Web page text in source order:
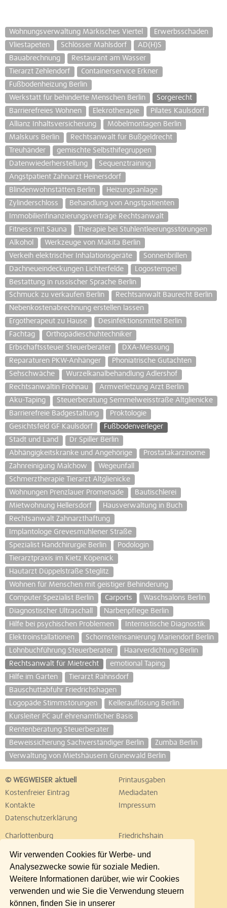
Wir verwenden Cookies für Werbe- und
Analysezwecke sowie für soziale Medien.
Weitere Informationen darüber, wie wir Cookies
verwenden und wie Sie die Verwendung steuern
können, finden Sie in unserer
Wohnungsverwaltung Märkisches Viertel
Erwerbsschaden
Vliestapeten
Schlösser Mahlsdorf
AD(H)S
Bauabrechnung
Restaurant am Wasser
Tierarzt Zehlendorf
Containerservice Erkner
Fußbodenheizung Berlin
Werkstatt für behinderte Menschen Berlin
Sorgerecht
Barrierefreies Wohnen
Elekrotherapie
Pilates Kaulsdorf
Allianz Inhaltsversicherung
Möbelmontagen Berlin
Malskurs Berlin
Rechtsanwalt für Bußgeldrecht
Treuhänder
gemischte Selbsthifegruppen
Datenwiederherstellung
Sequenztraining
Angstpatient Zahnarzt Heinersdorf
Blindenwohnstätten Berlin
Heizungsanlage
Zylinderschloss
Behandlung von Angstpatienten
Immobilienfinanzierungsverträge Rechtsanwalt
Fitness mit Sauna
Therapie bei Stuhlentleerungsstörungen
Alkohol
Werkzeuge von Makita Berlin
Verkeih elektrischer Inhalationsgeräte
Sonnenbrillen
Dachneueindeckungen Lichterfelde
Logostempel
Bestattung in russischer Sprache Berlin
Schmuck zu verkaufen Berlin
Rechtsanwalt Baurecht Berlin
Nebenkostenabrechnung erstellen lassen
Ergotherapeut zu Hause
Desinfektionsmittel Berlin
Fachtag
Orthopädieschuhtechniker
Erbschaftssteuer Steuerberater
DXA-Messung
Reparaturen PKW-Anhänger
Phoniatrische Gutachten
Sehschwäche
Wurzelkanalbehandlung Adlershof
Rechtsanwältin Frohnau
Armverletzung Arzt Berlin
Aku-Taping
Steuerberatung Semmelweisstraße Altglienicke
Barrierefreie Badgestaltung
Proktologie
Gesichtsfeld GF Kaulsdorf
Fußbodenverleger
Stadt und Land
Dr Spiller Berlin
Abhängigkeitskranke und Angehörige
Prostatakarzinome
Zahnreinigung Malchow
Wegeunfall
Schmerztherapie Tierarzt Altglienicke
Wohnungen Prenzlauer Promenade
Bautischlerei
Mietwohnung Hellersdorf
Hausverwaltung in Buch
Rechtsanwalt Zahnarzthaftung
Implantologe Grevesmühlener Straße
Spezialist Handchirurgie Berlin
Podologin
Tierarztpraxis im Kietz Köpenick
Hautarzt Düppelstraße Steglitz
Wohnen für Menschen mit geistiger Behinderung
Computer Spezialist Berlin
Carports
Waschsalons Berlin
Diagnostischer Ultraschall
Narbenpflege Berlin
Hilfe bei psychischen Problemen
Internistische Diagnostik
Elektroinstallationen
Schornsteinsanierung Mariendorf Berlin
Lohnbuchführung Steuerberater
Haarverdichtung Berlin
Rechtsanwalt für Mietrecht
emotional Taping
Hilfe im Garten
Tierarzt Rahnsdorf
Bauschuttabfuhr Friedrichshagen
Logopäde Stimmstörungen
Kellerauflösung Berlin
Kursleiter PC auf ehrenamtlicher Basis
Rentenberatung Steuerberater
Beweissicherung Sachverständiger Berlin
Zumba Berlin
Verwaltung von Mietshäusern Grunewald Berlin
© WEGWEISER aktuell
Printausgaben
Kostenfreier Eintrag
Mediadaten
Kontakte
Impressum
Datenschutzerklärung
Charlottenburg
Friedrichshain
Lichtenberg
Marzahn
Neukölln
Pankow